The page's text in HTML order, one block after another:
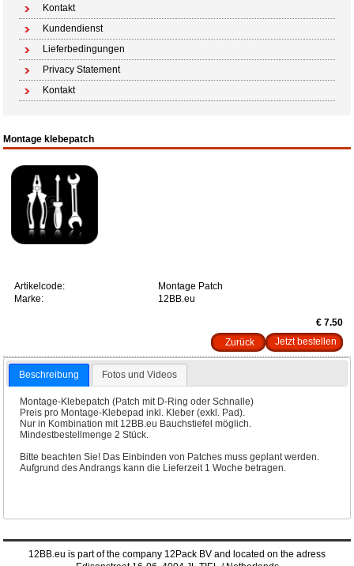
Kontakt
Kundendienst
Lieferbedingungen
Privacy Statement
Kontakt
Montage klebepatch
Artikelcode:
Montage Patch
Marke:
12BB.eu
€ 7.50
Zurück
Beschreibung Fotos und Videos
Montage-Klebepatch (Patch mit D-Ring oder Schnalle)
Preis pro Montage-Klebepad inkl. Kleber (exkl. Pad).
Nur in Kombination mit 12BB.eu Bauchstiefel möglich.
Mindestbestellmenge 2 Stück.
Bitte beachten Sie! Das Einbinden von Patches muss geplant werden.
Aufgrund des Andrangs kann die Lieferzeit 1 Woche betragen.
12BB.eu is part of the company 12Pack BV and located on the adress